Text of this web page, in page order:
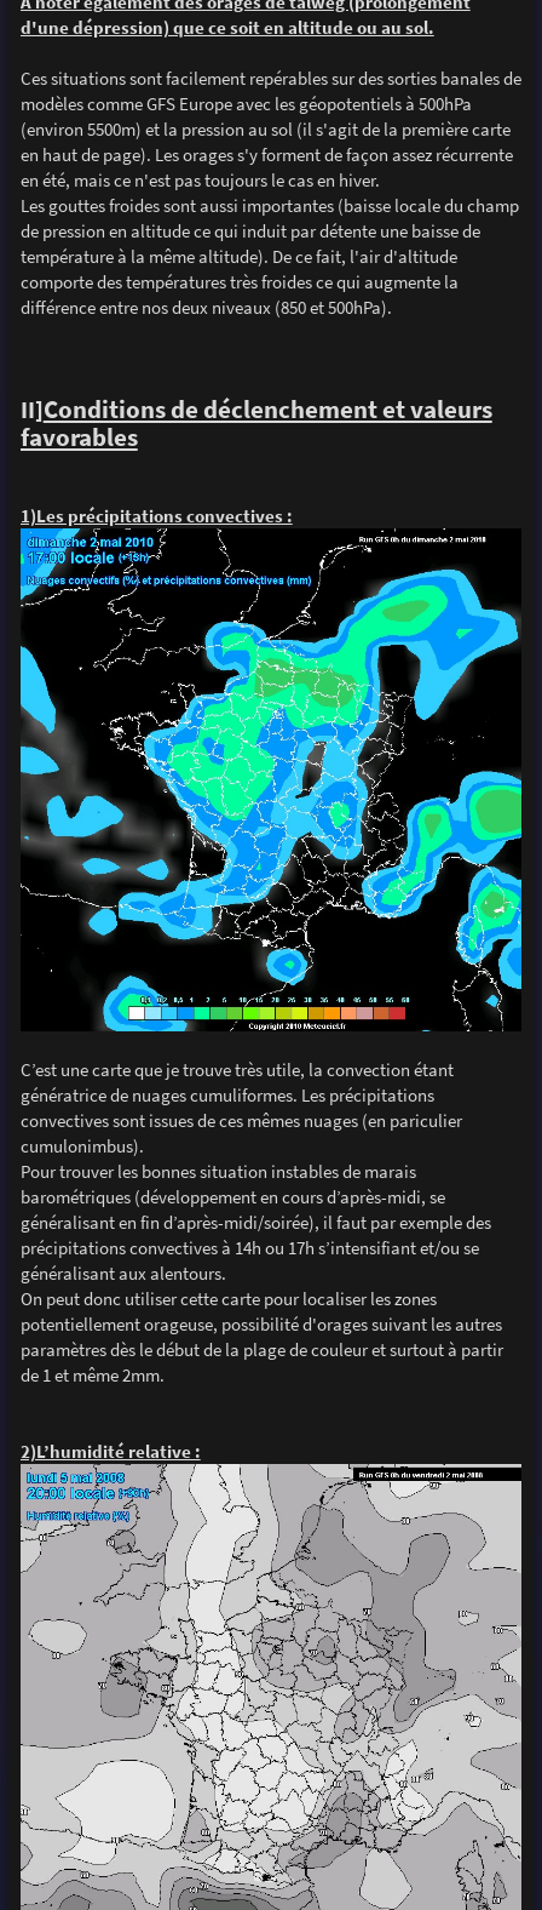
d'une dépression) que ce soit en altitude ou au sol.
Ces situations sont facilement repérables sur des sorties banales de
modèles comme GFS Europe avec les géopotentiels à 500hPa
(environ 5500m) et la pression au sol (il s'agit de la première carte
en haut de page). Les orages s'y forment de façon assez récurrente
en été, mais ce n'est pas toujours le cas en hiver.
Les gouttes froides sont aussi importantes (baisse locale du champ
de pression en altitude ce qui induit par détente une baisse de
température à la même altitude). De ce fait, l'air d'altitude
comporte des températures très froides ce qui augmente la
différence entre nos deux niveaux (850 et 500hPa).
II]Conditions de déclenchement et valeurs
favorables
1)Les précipitations convectives :
C’est une carte que je trouve très utile, la convection étant
génératrice de nuages cumuliformes. Les précipitations
convectives sont issues de ces mêmes nuages (en pariculier
cumulonimbus).
Pour trouver les bonnes situation instables de marais
barométriques (développement en cours d’après-midi, se
généralisant en fin d’après-midi/soirée), il faut par exemple des
précipitations convectives à 14h ou 17h s’intensifiant et/ou se
généralisant aux alentours.
On peut donc utiliser cette carte pour localiser les zones
potentiellement orageuse, possibilité d'orages suivant les autres
paramètres dès le début de la plage de couleur et surtout à partir
de 1 et même 2mm.
2)L’humidité relative :